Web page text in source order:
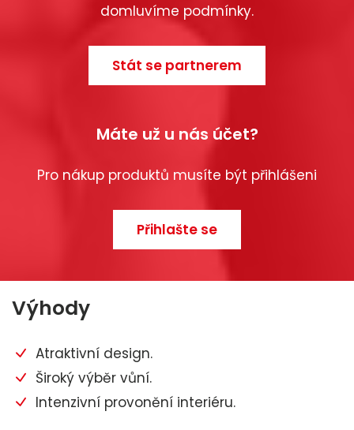
domluvíme podmínky.
Stát se partnerem
Máte už u nás účet?
Pro nákup produktů musíte být přihlášeni
Přihlašte se
Výhody
Atraktivní design.
Široký výběr vůní.
Intenzivní provonění interiéru.